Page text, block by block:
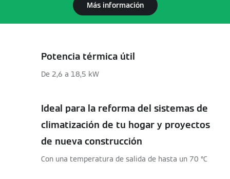
Más información
Potencia térmica útil
De 2,6 a 18,5 kW
Ideal para la reforma del sistemas de
climatización de tu hogar y proyectos
de nueva construcción
Con una temperatura de salida de hasta un 70 °C